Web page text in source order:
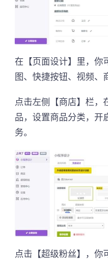
在【页面设计】里，你
图、快捷按钮、视频、
点击左侧【商店】栏，
品，设置商品分类，开
务。
点击【超级粉丝】，你